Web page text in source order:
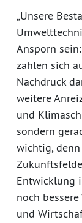
„Unsere
Ansporn
zahlen sich
Nachdruck
weitere
und
sondern
wichtig,
Entwicklung
noch
und